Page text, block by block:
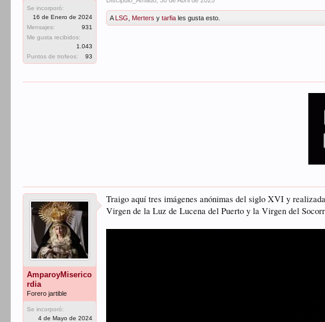
Se incorporó:
16 de Enero de 2024
Mensajes:
931
Me gusta recibidos:
1.043
Puntos de trofeos:
93
ALSG ,Merters ytarfia les gusta esto.
AmparoyMiserico
rdia
Forero jartible
Se incorporó:
4 de Mayo de 2024
Traigo aquí tres imágenes anónimas del siglo XVI y
Virgen de la Luz de Lucena del Puerto y la Virgen del